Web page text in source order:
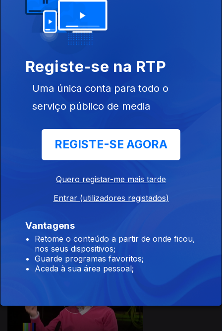
Registe-se na RTP
Uma única conta para todo o
serviço público de media
REGISTE-SE AGORA
Quero registar-me mais tarde
Entrar (utilizadores registados)
Vantagens
Retome o conteúdo a partir de onde ficou,
nos seus dispositivos;
Guarde programas favoritos;
Aceda à sua área pessoal;